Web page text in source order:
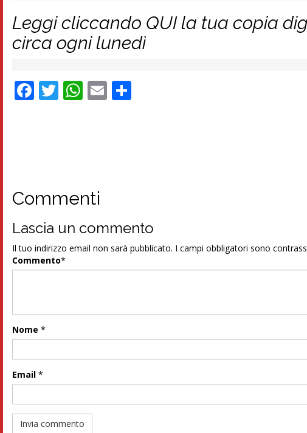
Leggi cliccando QUI la tua copia
circa ogni lunedì
Facebook
Twitter
WhatsApp
Email
Commenti
Lascia un commento
Il tuo indirizzo email non sarà pubblicato. I campi obbligatori sono
Commento*
Nome *
Email *